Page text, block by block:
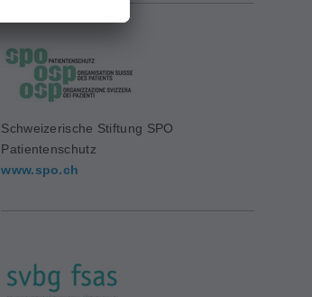
Schweizerische Stiftung SPO
Patientenschutz
www.spo.ch